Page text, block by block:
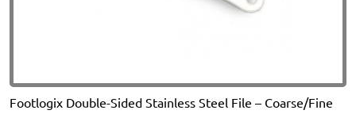
Footlogix Double-Sided Stainless Steel File – Coarse/Fine